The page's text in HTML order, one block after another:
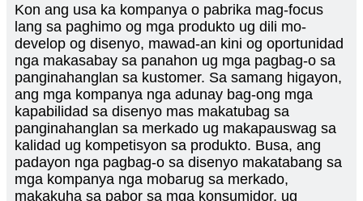
Kon ang usa ka kompanya o pabrika mag-focus
lang sa paghimo og mga produkto ug dili mo-
develop og disenyo, mawad-an kini og oportunidad
nga makasabay sa panahon ug mga pagbag-o sa
panginahanglan sa kustomer. Sa samang higayon,
ang mga kompanya nga adunay bag-ong mga
kapabilidad sa disenyo mas makatubag sa
panginahanglan sa merkado ug makapauswag sa
kalidad ug kompetisyon sa produkto. Busa, ang
padayon nga pagbag-o sa disenyo makatabang sa
mga kompanya nga mobarug sa merkado,
makakuha sa pabor sa mga konsumidor, ug